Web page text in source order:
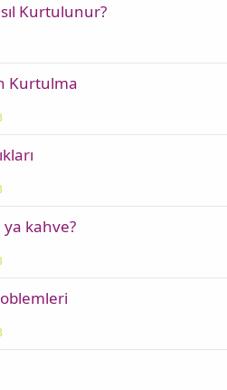
Kurtulunur?
Kurtulma
kahve?